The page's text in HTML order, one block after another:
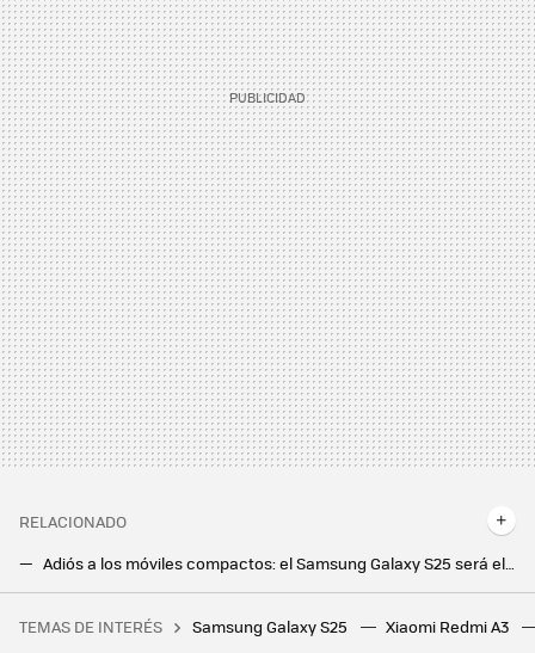
RELACIONADO
Adiós a los móviles compactos: el Samsung Galaxy S25 será el próximo en aumentar su tamaño, según las últimas filtraciones
Un joven de 19 años hackeó el iPhone, fue contratado por Apple y terminó despedido por no contestar a un correo
TEMAS DE INTERÉS Samsung Galaxy S25 Xiaomi Redmi A3